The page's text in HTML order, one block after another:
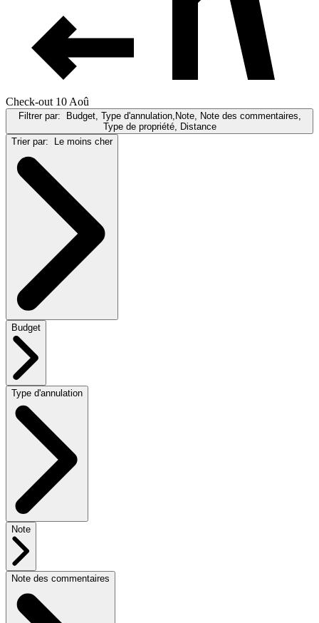
Check-out 10 Aoû
Filtrer par:
Budget, Type d'annulation,Note, Note des commentaires,
Type de propriété, Distance
Trier par:
Le moins cher
Budget
Type d'annulation
Note
Note des commentaires